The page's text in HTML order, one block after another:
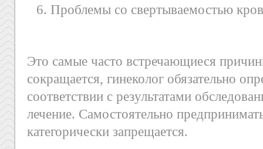
Проблемы со свертываемостью
Это самые часто встречающиеся
сокращается, гинеколог обязательно
соответствии с результатами
лечение. Самостоятельно
категорически запрещается.